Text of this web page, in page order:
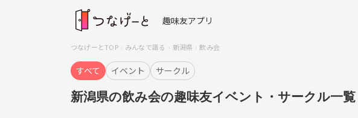
趣味友アプリ
つなげーとTOP みんなで語る 新潟県 飲み会
すべて イベント サークル
新潟県の飲み会の趣味友イベント・サークル一覧